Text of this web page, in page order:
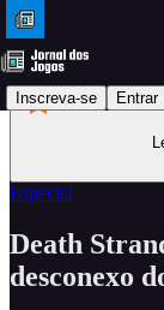
Inscreva-se Entrar
Especial
Death
desconexo